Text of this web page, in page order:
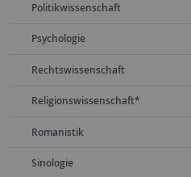
Politikwissenschaft
Psychologie
Rechtswissenschaft
Religionswissenschaft*
Romanistik
Sinologie